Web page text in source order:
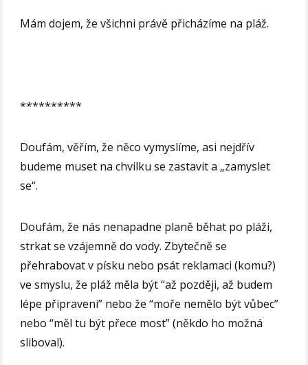
Mám dojem, že všichni právě přicházíme na pláž.
**********
Doufám, věřím, že něco vymyslíme, asi nejdřív
budeme muset na chvilku se zastavit a „zamyslet
se“.
Doufám, že nás nenapadne planě běhat po pláži,
strkat se vzájemně do vody. Zbytečně se
přehrabovat v písku nebo psát reklamaci (komu?)
ve smyslu, že pláž měla být “až později, až budem
lépe připraveni” nebo že “moře nemělo být vůbec”
nebo “měl tu být přece most” (někdo ho možná
sliboval).